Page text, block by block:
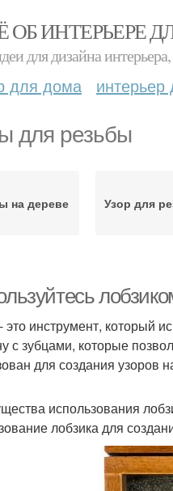
ОБ ИНТЕРЬЕРЕ
для дизайна
для дома интерьер
для резьбы
на дереве Узор для
это инструмент, который
с зубцами, которые
для создания узоров
использования
лобзика для